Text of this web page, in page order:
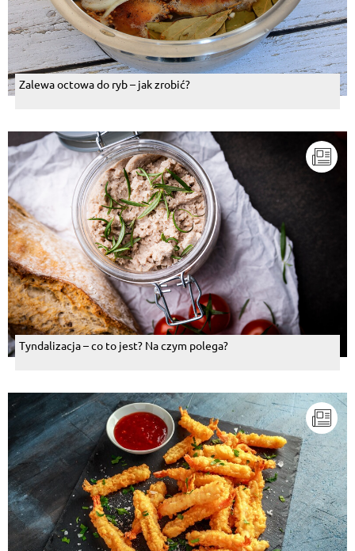
Zalewa octowa do ryb – jak zrobić?
Tyndalizacja – co to jest? Na czym polega?